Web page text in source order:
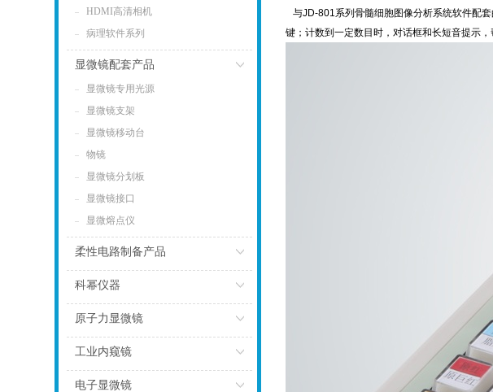
HDMI高清相机
病理软件系列
显微镜配套产品
显微镜专用光源
显微镜支架
显微镜移动台
物镜
显微镜分划板
显微镜接口
显微熔点仪
柔性电路制备产品
科幂仪器
原子力显微镜
工业内窥镜
电子显微镜
与JD-801系列骨髓细胞图像分析系统软件配
键；计数到一定数目时，对话框和长短音提示